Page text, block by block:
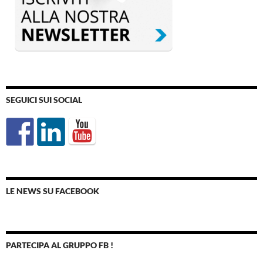
SEGUICI SUI SOCIAL
LE NEWS SU FACEBOOK
PARTECIPA AL GRUPPO FB !